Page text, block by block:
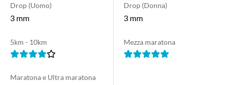
Drop (Uomo)
3 mm
Drop (Donna)
3 mm
5km - 10km Mezza maratona
Maratona e Ultra maratona